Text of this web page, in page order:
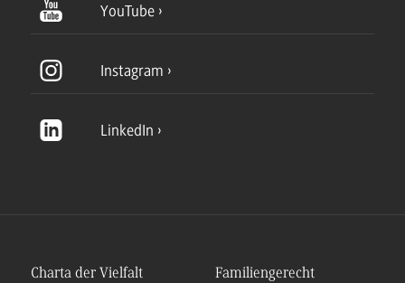
YouTube
Instagram
LinkedIn
Charta der Vielfalt Familiengerecht